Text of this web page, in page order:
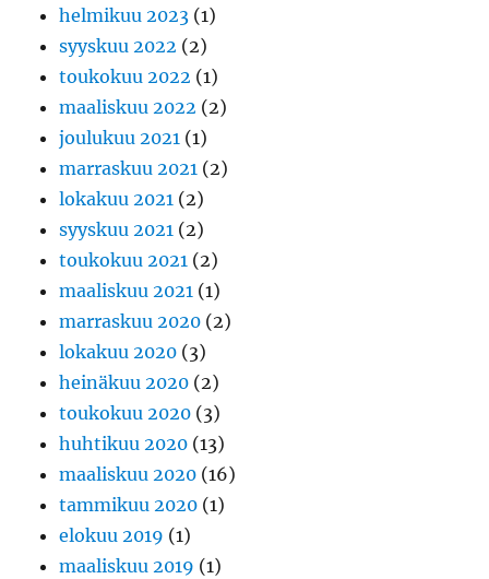
helmikuu 2023 (1)
syyskuu 2022 (2)
toukokuu 2022 (1)
maaliskuu 2022 (2)
joulukuu 2021 (1)
marraskuu 2021 (2)
lokakuu 2021 (2)
syyskuu 2021 (2)
toukokuu 2021 (2)
maaliskuu 2021 (1)
marraskuu 2020 (2)
lokakuu 2020 (3)
heinäkuu 2020 (2)
toukokuu 2020 (3)
huhtikuu 2020 (13)
maaliskuu 2020 (16)
tammikuu 2020 (1)
elokuu 2019 (1)
maaliskuu 2019 (1)